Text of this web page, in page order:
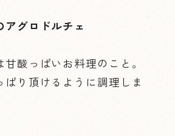
グロドルチェ
酸っぱいお料理のこと。
り頂けるように調理しま